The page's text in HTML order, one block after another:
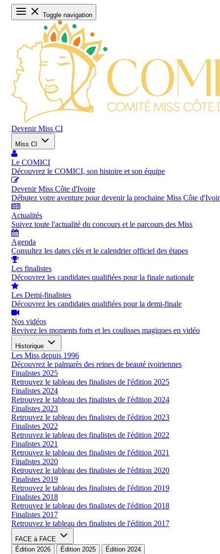
Toggle navigation
Devenir Miss CI
Miss CI
Le COMICI
Découvrez le COMICI, son histoire et son équipe
Devenir Miss Côte d'Ivoire
Débutez votre aventure pour devenir la prochaine Miss Côte
Actualités
Suivez toute l'actualité du concours et le parcours des Miss
Agenda
Consultez les dates clés et le calendrier officiel des étapes
Les finalistes
Découvrez les candidates qualifiées pour la finale nationale
Les Demi-finalistes
Découvrez les candidates qualifiées pour la demi-finale
Nos vidéos
Revivez les moments forts et les coulisses magiques en vidéo
Historique
Les Miss depuis 1996
Découvrez le palmarès des reines de beauté ivoiriennes
Finalistes 2025
Retrouvez le tableau des finalistes de l'édition 2025
Finalistes 2024
Retrouvez le tableau des finalistes de l'édition 2024
Finalistes 2023
Retrouvez le tableau des finalistes de l'édition 2023
Finalistes 2022
Retrouvez le tableau des finalistes de l'édition 2022
Finalistes 2021
Retrouvez le tableau des finalistes de l'édition 2021
Finalistes 2020
Retrouvez le tableau des finalistes de l'édition 2020
Finalistes 2019
Retrouvez le tableau des finalistes de l'édition 2019
Finalistes 2018
Retrouvez le tableau des finalistes de l'édition 2018
Finalistes 2017
Retrouvez le tableau des finalistes de l'édition 2017
FACE à FACE
Édition 2026
Édition 2025 Édition 2024